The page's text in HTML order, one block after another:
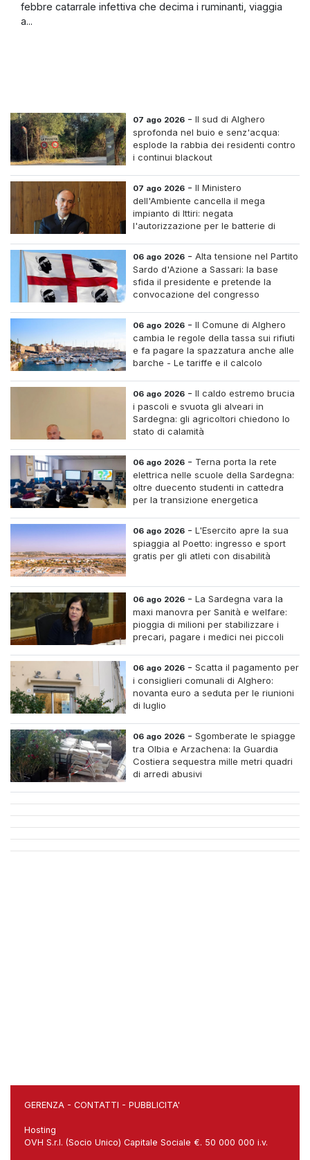
febbre catarrale infettiva che decima i ruminanti, viaggia
a...
07 ago 2026 -Il sud di Alghero
sprofonda nel buio e senz'acqua:
esplode la rabbia dei residenti contro
i continui blackout
07 ago 2026 -Il Ministero
dell'Ambiente cancella il mega
impianto di Ittiri: negata
l'autorizzazione per le batterie di
06 ago 2026 -Alta tensione nel Partito
Sardo d'Azione a Sassari: la base
sfida il presidente e pretende la
convocazione del congresso
06 ago 2026 -Il Comune di Alghero
cambia le regole della tassa sui rifiuti
e fa pagare la spazzatura anche alle
barche - Le tariffe e il calcolo
06 ago 2026 -Il caldo estremo brucia
i pascoli e svuota gli alveari in
Sardegna: gli agricoltori chiedono lo
stato di calamità
06 ago 2026 - Terna porta la rete
elettrica nelle scuole della Sardegna:
oltre duecento studenti in cattedra
per la transizione energetica
06 ago 2026 -L'Esercito apre la sua
spiaggia al Poetto: ingresso e sport
gratis per gli atleti con disabilità
06 ago 2026 -La Sardegna vara la
maxi manovra per Sanità e welfare:
pioggia di milioni per stabilizzare i
precari, pagare i medici nei piccoli
case di riposo.
06 ago 2026 -Scatta il pagamento per
i consiglieri comunali di Alghero:
novanta euro a seduta per le riunioni
di luglio
06 ago 2026 -Sgomberate le spiagge
tra Olbia e Arzachena: la Guardia
Costiera sequestra mille metri quadri
di arredi abusivi
GERENZA - CONTATTI - PUBBLICITA'
Hosting
OVH S.r.l. (Socio Unico) Capitale Sociale €. 50 000 000 i.v.